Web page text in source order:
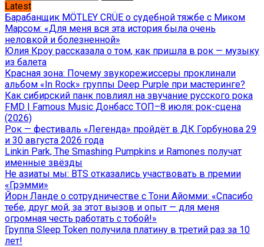
Latest
Барабанщик MÖTLEY CRÜE о судебной тяжбе с Миком
Марсом: «Для меня вся эта история была очень
неловкой и болезненной»
Юлия Кроу рассказала о том, как пришла в рок — музыку
из балета
Красная зона: Почему звукорежиссеры проклинали
альбом «In Rock» группы Deep Purple при мастеринге?
Как сибирский панк повлиял на звучание русского рока
FMD | Famous Music Донбасс ТОП–8 июля: рок-сцена
(2026)
Рок — фестиваль «Легенда» пройдёт в ДК Горбунова 29
и 30 августа 2026 года
Linkin Park, The Smashing Pumpkins и Ramones получат
именные звёзды
Не азиаты мы: BTS отказались участвовать в премии
«Грэмми»
Йорн Ланде о сотрудничестве с Тони Айомми: «Спасибо
тебе, друг мой, за этот вызов и опыт — для меня
огромная честь работать с тобой!»
Группа Sleep Token получила платину в третий раз за 10
лет!